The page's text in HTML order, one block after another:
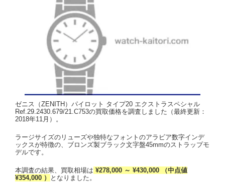
ゼニス（ZENITH）パイロット タイプ20 エクストラスペシャル
Ref.29.2430.679/21.C753の買取価格を調査しました（最終更新：
2018年11月）。
ラージサイズのリューズや独特なフォントのアラビア数字インデ
ックスが特徴の、ブロンズ製ブラック文字盤45mmのストラップモ
デルです。
本調査の結果、買取相場は ¥278,000 ～ ¥430,000 （中点値
¥354,000 ）
となりました。